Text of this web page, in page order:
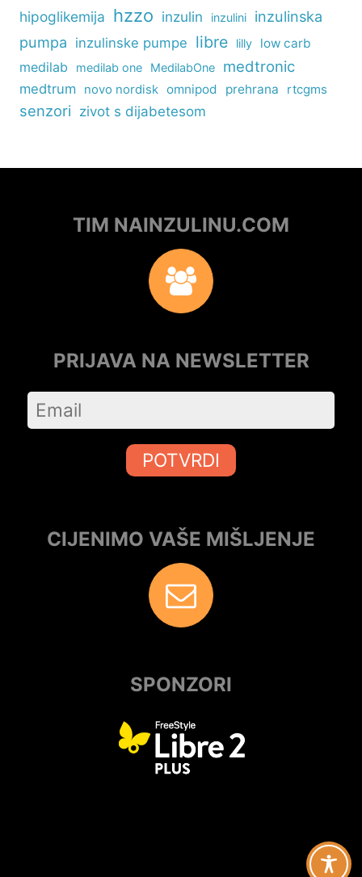
hipoglikemija hzzo inzulin inzulini
inzulinska
pumpa inzulinske pumpe libre lilly low carb
medilab medilab one MedilabOne medtronic
medtrum novo nordisk omnipod prehrana rtcgms
senzori zivot s dijabetesom
TIM NAINZULINU.COM
PRIJAVA NA NEWSLETTER
POTVRDI
CIJENIMO VAŠE MIŠLJENJE
SPONZORI